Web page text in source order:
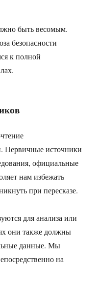
быть весомым.
безопасности
к полной
Первичные источники
официальные
нам избежать
при пересказе.
для анализа или
они также должны
данные. Мы
на